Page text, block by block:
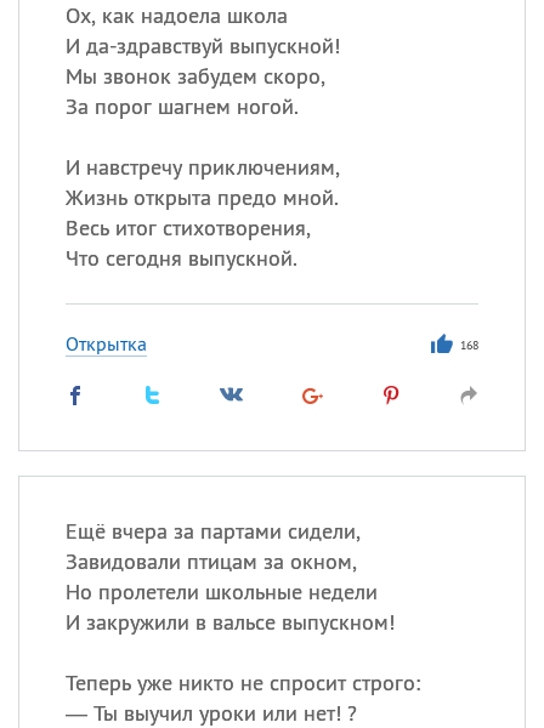
Ох, как надоела школа
И да-здравствуй выпускной!
Мы звонок забудем скоро,
За порог шагнем ногой.
И навстречу приключениям,
Жизнь открыта предо мной.
Весь итог стихотворения,
Что сегодня выпускной.
Открытка 168
Ещё вчера за партами сидели,
Завидовали птицам за окном,
Но пролетели школьные недели
И закружили в вальсе выпускном!
Теперь уже никто не спросит строго:
— Ты выучил уроки или нет! ?
07.08
маяка
07.08
Годовщина битвы при
Сегодня празднуют именины
Анатолий, Афанасий,Борис
Кристина